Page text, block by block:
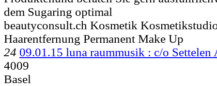
dem Sugaring optimal
beautyconsult.ch Kosmetik
Haarentfernung Permanent Make Up
24 09.01.15 luna raummusik : c/o Settelen
4009
Basel